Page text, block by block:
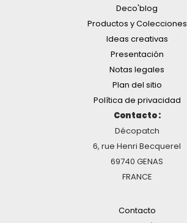
Deco'blog
Productos y Colecciones
Ideas creativas
Presentación
Notas legales
Plan del sitio
Política de privacidad
Contacto :
Décopatch
6, rue Henri Becquerel
69740 GENAS
FRANCE
Contacto